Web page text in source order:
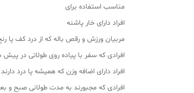
مناسب استفاده برای
افراد دارای خار پاشنه
مربیان ورزش و رقص باله که از درد کف پا
افرادی که سفر با پیاده روی طولاتی در پیش
افراد دارای اضافه وزن که همیشه پا درد دارند
افرادی که مجبورند به مدت طولانی صبح و